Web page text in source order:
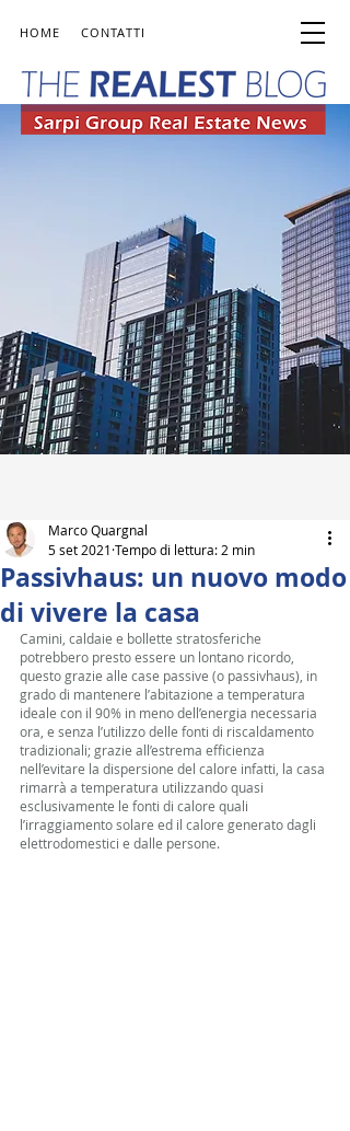
HOME CONTATTI
Passivhaus: un nuovo modo
di vivere la casa
Marco Quargnal
5 set 2021 Tempo di lettura: 2 min
Camini, caldaie e bollette stratosferiche
potrebbero presto essere un lontano ricordo,
questo grazie alle case passive (o passivhaus), in
grado di mantenere l’abitazione a temperatura
ideale con il 90% in meno dell’energia necessaria
ora, e senza l’utilizzo delle fonti di riscaldamento
tradizionali; grazie all’estrema efficienza
nell’evitare la dispersione del calore infatti, la casa
rimarrà a temperatura utilizzando quasi
esclusivamente le fonti di calore quali
l’irraggiamento solare ed il calore generato dagli
elettrodomestici e dalle persone.